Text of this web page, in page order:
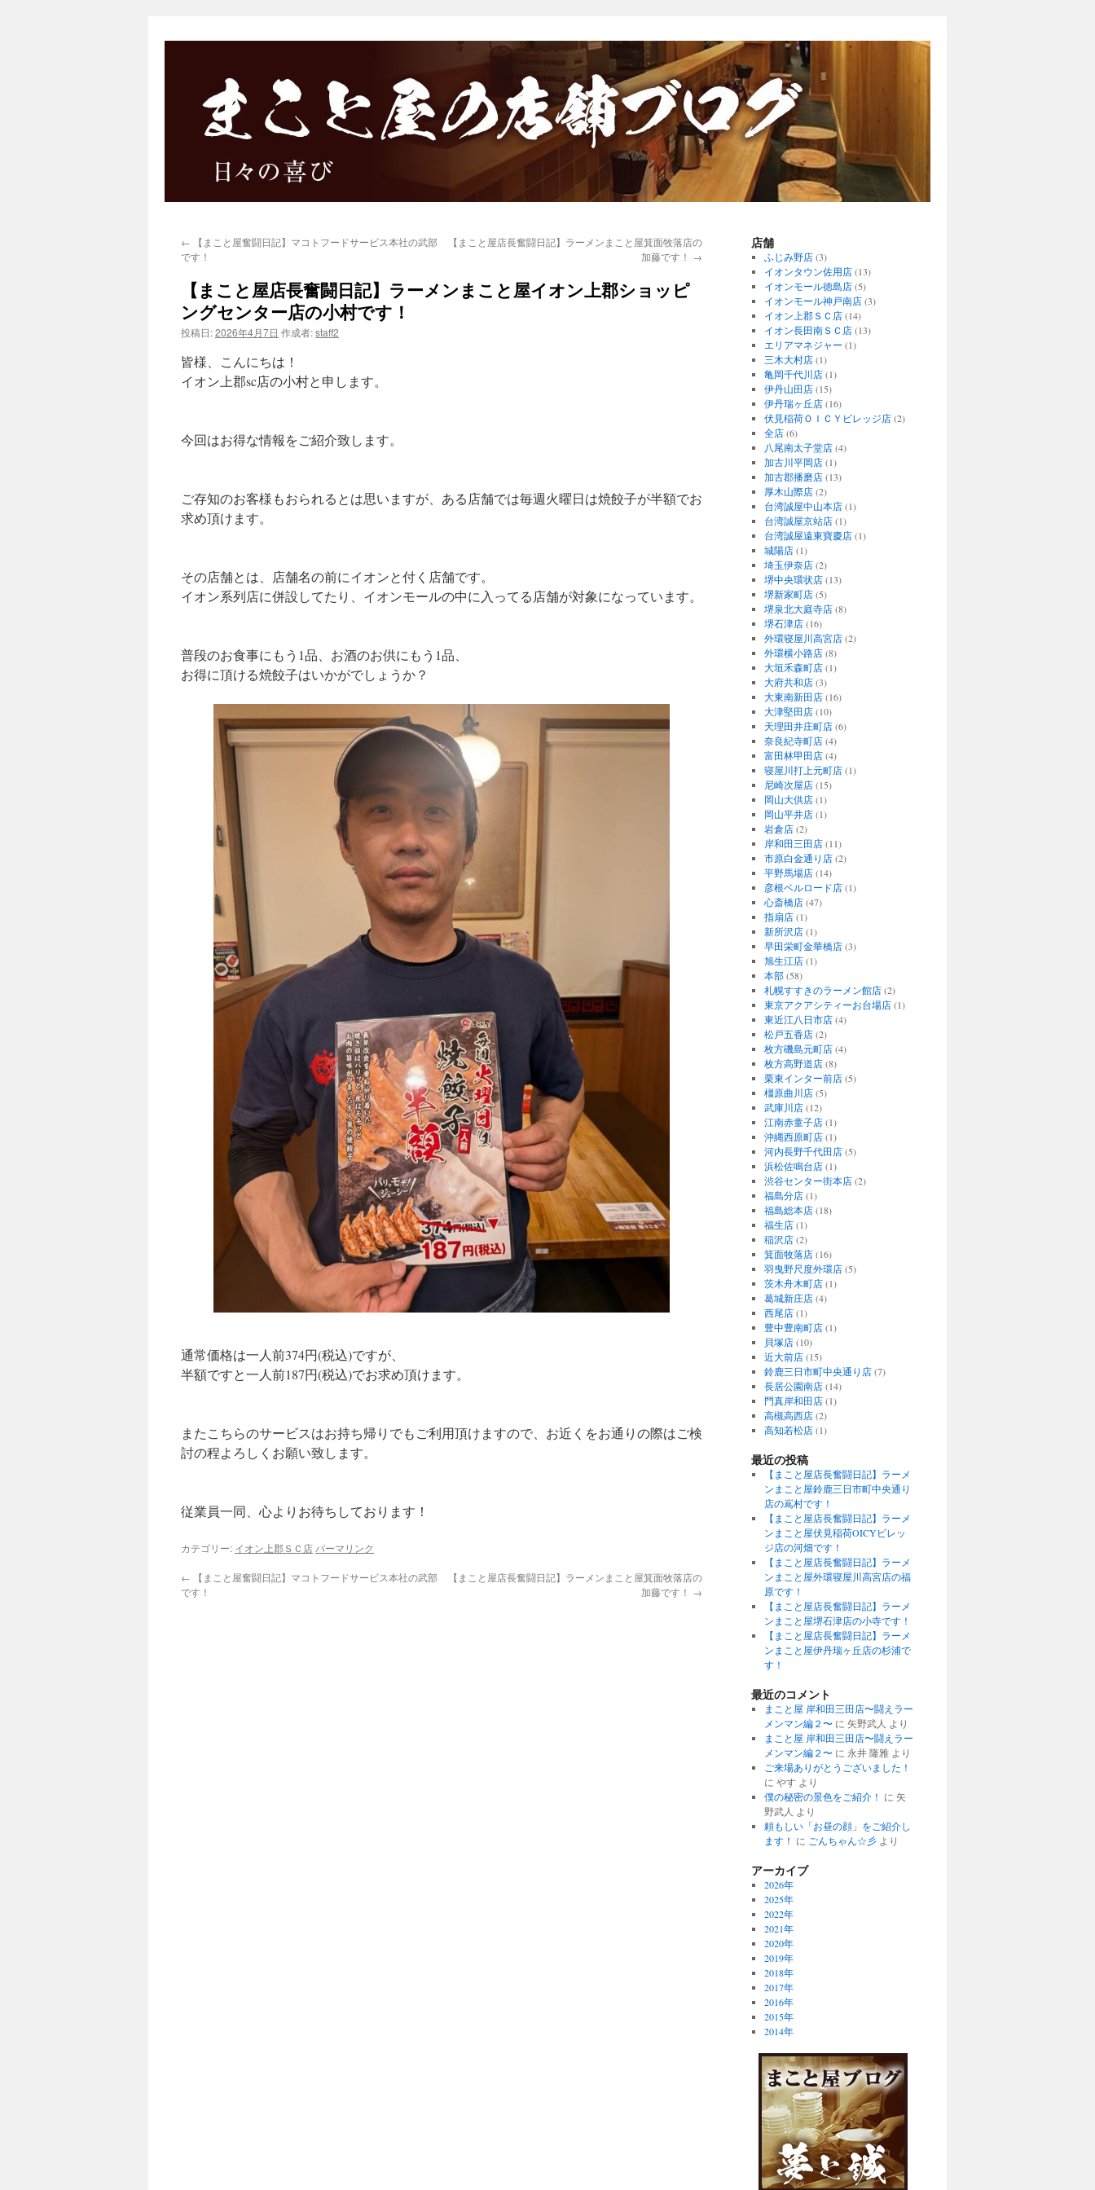
← 【まこと屋奮闘日記】マコトフードサービス本社の武部
です！
【まこと屋店長奮闘日記】ラーメンまこと屋箕面牧落店の
加藤です！ →
【まこと屋店長奮闘日記】ラーメンまこと屋イオン上郡ショッピ
ングセンター店の小村です！
投稿日:2026年4月7日 作成者:staff2
皆様、こんにちは！
イオン上郡sc店の小村と申します。
今回はお得な情報をご紹介致します。
ご存知のお客様もおられるとは思いますが、ある店舗では毎週火曜日は焼餃子が半額でお
求め頂けます。
その店舗とは、店舗名の前にイオンと付く店舗です。
イオン系列店に併設してたり、イオンモールの中に入ってる店舗が対象になっています。
普段のお食事にもう1品、お酒のお供にもう1品、
お得に頂ける焼餃子はいかがでしょうか？
通常価格は一人前374円(税込)ですが、
半額ですと一人前187円(税込)でお求め頂けます。
またこちらのサービスはお持ち帰りでもご利用頂けますので、お近くをお通りの際はご検
討の程よろしくお願い致します。
従業員一同、心よりお待ちしております！
カテゴリー: イオン上郡ＳＣ店 パーマリンク
← 【まこと屋奮闘日記】マコトフードサービス本社の武部
です！
【まこと屋店長奮闘日記】ラーメンまこと屋箕面牧落店の
加藤です！ →
店舗
ふじみ野店(3)
イオンタウン佐用店(13)
イオンモール徳島店(5)
イオンモール神戸南店(3)
イオン上郡ＳＣ店(14)
イオン長田南ＳＣ店(13)
エリアマネジャー (1)
三木大村店(1)
亀岡千代川店(1)
伊丹山田店(15)
伊丹瑞ヶ丘店(16)
伏見稲荷ＯＩＣＹビレッジ店(2)
全店(6)
八尾南太子堂店(4)
加古川平岡店(1)
加古郡播磨店(13)
厚木山際店(2)
台湾誠屋中山本店(1)
台湾誠屋京站店(1)
台湾誠屋遠東寶慶店(1)
城陽店(1)
埼玉伊奈店(2)
堺中央環状店(13)
堺新家町店(5)
堺泉北大庭寺店(8)
堺石津店(16)
外環寝屋川高宮店(2)
外環横小路店(8)
大垣禾森町店(1)
大府共和店(3)
大東南新田店(16)
大津堅田店(10)
天理田井庄町店(6)
奈良紀寺町店(4)
富田林甲田店(4)
寝屋川打上元町店(1)
尼崎次屋店(15)
岡山大供店(1)
岡山平井店(1)
岩倉店(2)
岸和田三田店(11)
市原白金通り店(2)
平野馬場店(14)
彦根ベルロード店(1)
心斎橋店(47)
指扇店(1)
新所沢店(1)
早田栄町金華橋店(3)
旭生江店(1)
本部(58)
札幌すすきのラーメン館店(2)
東京アクアシティーお台場店(1)
東近江八日市店(4)
松戸五香店(2)
枚方磯島元町店(4)
枚方高野道店(8)
栗東インター前店(5)
橿原曲川店(5)
武庫川店(12)
江南赤童子店(1)
沖縄西原町店(1)
河内長野千代田店(5)
浜松佐鳴台店(1)
渋谷センター街本店(2)
福島分店(1)
福島総本店(18)
福生店(1)
稲沢店(2)
箕面牧落店(16)
羽曳野尺度外環店(5)
茨木舟木町店(1)
葛城新庄店(4)
西尾店(1)
豊中豊南町店(1)
貝塚店(10)
近大前店(15)
鈴鹿三日市町中央通り店(7)
長居公園南店(14)
門真岸和田店(1)
高槻高西店(2)
高知若松店(1)
最近の投稿
【まこと屋店長奮闘日記】ラーメ
ンまこと屋鈴鹿三日市町中央通り
店の嶌村です！
【まこと屋店長奮闘日記】ラーメ
ンまこと屋伏見稲荷OICYビレッ
ジ店の河畑です！
【まこと屋店長奮闘日記】ラーメ
ンまこと屋外環寝屋川高宮店の福
原です！
【まこと屋店長奮闘日記】ラーメ
ンまこと屋堺石津店の小寺です！
【まこと屋店長奮闘日記】ラーメ
ンまこと屋伊丹瑞ヶ丘店の杉浦で
す！
最近のコメント
まこと屋 岸和田三田店〜闘えラー
メンマン編２〜に 矢野武人 より
まこと屋 岸和田三田店〜闘えラー
メンマン編２〜に 永井 隆雅より
ご来場ありがとうございました！
に やす より
僕の秘密の景色をご紹介！ に 矢
野武人 より
頼もしい「お昼の顔」をご紹介し
ます！ に ごんちゃん☆彡より
アーカイブ
2026年
2025年
2022年
2021年
2020年
2019年
2018年
2017年
2016年
2015年
2014年